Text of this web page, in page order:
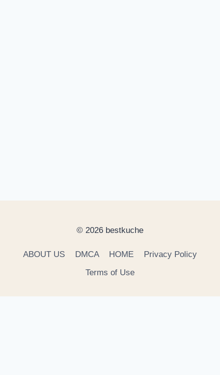
© 2026 bestkuche
ABOUT US DMCA HOME
Privacy Policy
Terms of Use